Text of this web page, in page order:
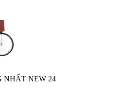
NHẤT NEW 24